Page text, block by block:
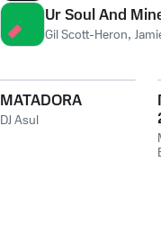
Ur Soul And
Gil Scott-Heron,
MATADORA
DJ Asul